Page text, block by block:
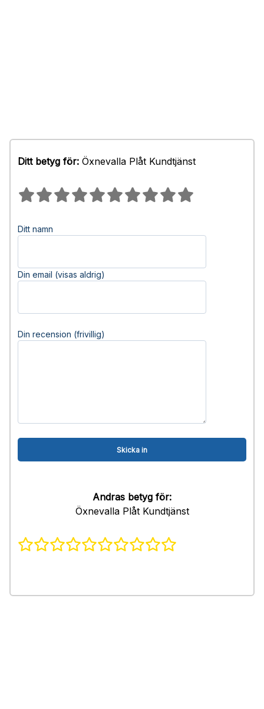
Ditt betyg för: Öxnevalla Plåt Kundtjänst
Ditt namn
Din email (visas aldrig)
Din recension (frivillig)
Andras betyg för:
Öxnevalla Plåt Kundtjänst